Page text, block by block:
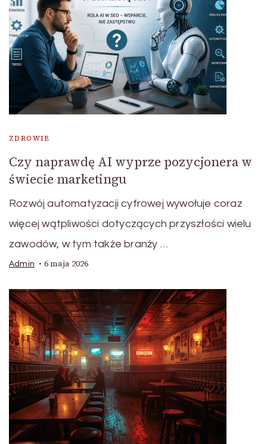
ZDROWIE
Czy naprawdę AI wyprze pozycjonera w
świecie marketingu
Rozwój automatyzacji cyfrowej wywołuje coraz
więcej wątpliwości dotyczących przyszłości wielu
zawodów, w tym także branży …
Admin 6 maja 2026